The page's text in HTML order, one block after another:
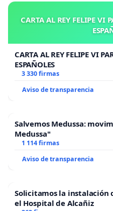
judiciales para que
imputan. Manifestamos
nuestra inquietud por los
que incluyen la
dilación para la audiencia
de la medida cautelar
de prohibición de salida
nos dirigimos a
.- A la Fiscal
General de la República
el nombramiento de una
o un Fiscal de carácter
desempeñado el Fiscal
109 Dimas Sojo, para
CARTA AL REY FELIPE VI
CARTA AL REY FELIPE VI
ESPAÑOLES
3 330 firmas
Aviso de transparencia
Salvemos Medussa:
Medussa"
1 114 firmas
Aviso de transparencia
Solicitamos la instalación
el Hospital de Alcañiz